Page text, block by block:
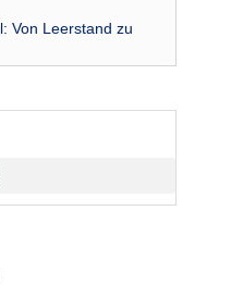
Von Leerstand zu